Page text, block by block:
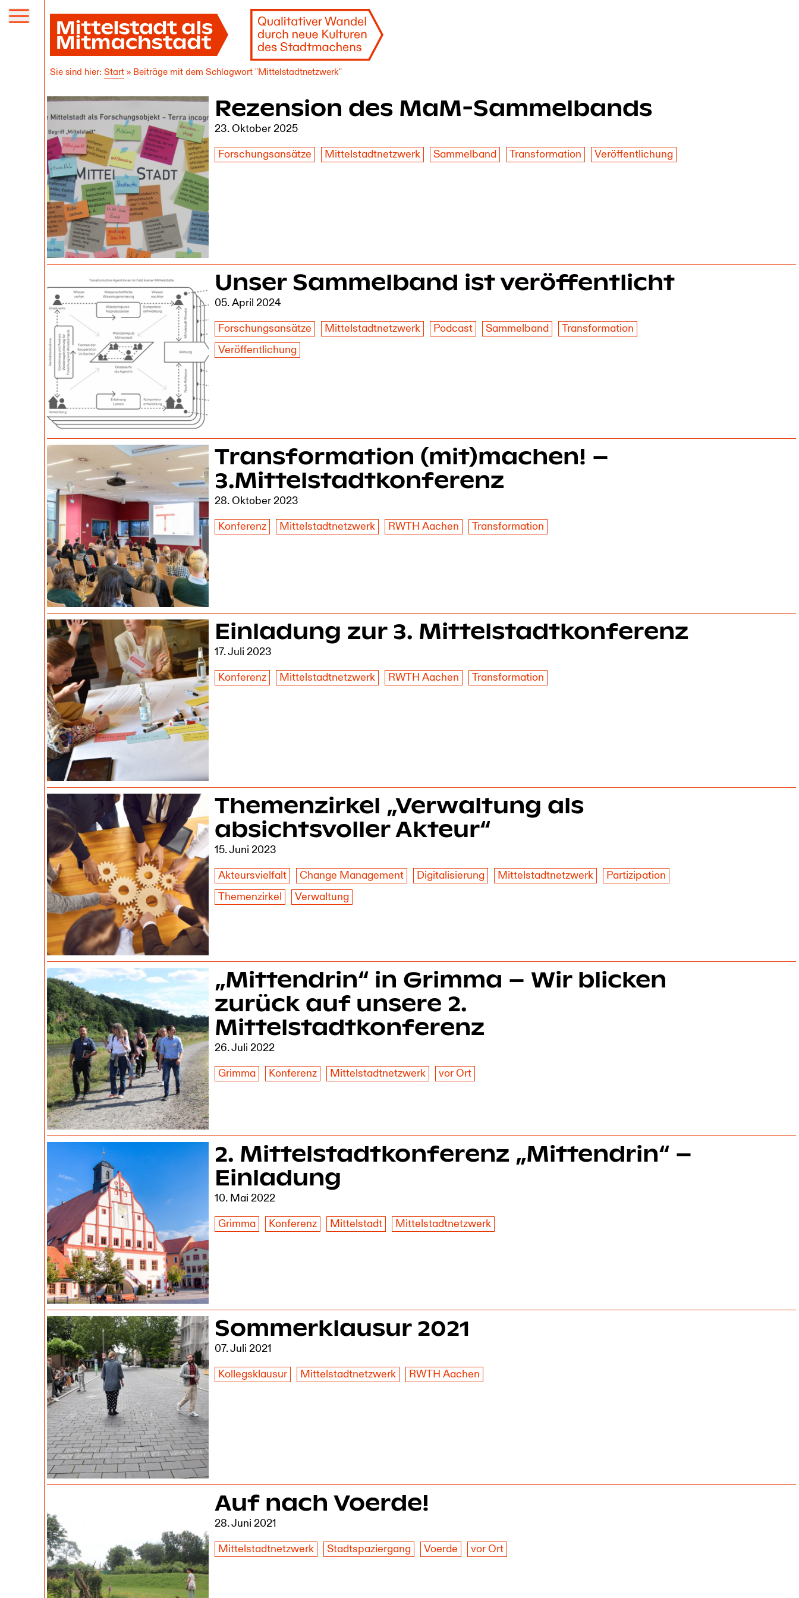
Menü
öffnen
Sie sind hier:Start » Beiträge mit dem Schlagwort "Mittelstadtnetzwerk"
Rezension des MaM-Sammelbands
23. Oktober 2025
Forschungsansätze
Mittelstadtnetzwerk Sammelband Transformation Veröffentlichung
Unser Sammelband ist veröffentlicht
05. April 2024
Forschungsansätze
Mittelstadtnetzwerk Podcast Sammelband
Transformation
Veröffentlichung
Transformation (mit)machen! –
3.Mittelstadt­konferenz
28. Oktober 2023
Konferenz
Mittelstadtnetzwerk RWTH Aachen Transformation
Einladung zur 3. Mittelstadt­konferenz
17. Juli 2023
Konferenz
Mittelstadtnetzwerk RWTH Aachen Transformation
Themenzirkel „Verwaltung als
absichtsvoller Akteur“
15. Juni 2023
Akteursvielfalt
Change Management Digitalisierung Mittelstadtnetzwerk
Partizipation
Themenzirkel
Verwaltung
„Mittendrin“ in Grimma – Wir blicken
zurück auf unsere 2.
Mittelstadtkonferenz
26. Juli 2022
Grimma
Konferenz Mittelstadtnetzwerk vor Ort
2. Mittelstadtkonferenz „Mittendrin“ –
Einladung
10. Mai 2022
Grimma
Konferenz Mittelstadt Mittelstadtnetzwerk
Sommerklausur 2021
07. Juli 2021
Kollegsklausur
Mittelstadtnetzwerk RWTH Aachen
Auf nach Voerde!
28. Juni 2021
Mittelstadtnetzwerk
Stadtspaziergang Voerde vor Ort